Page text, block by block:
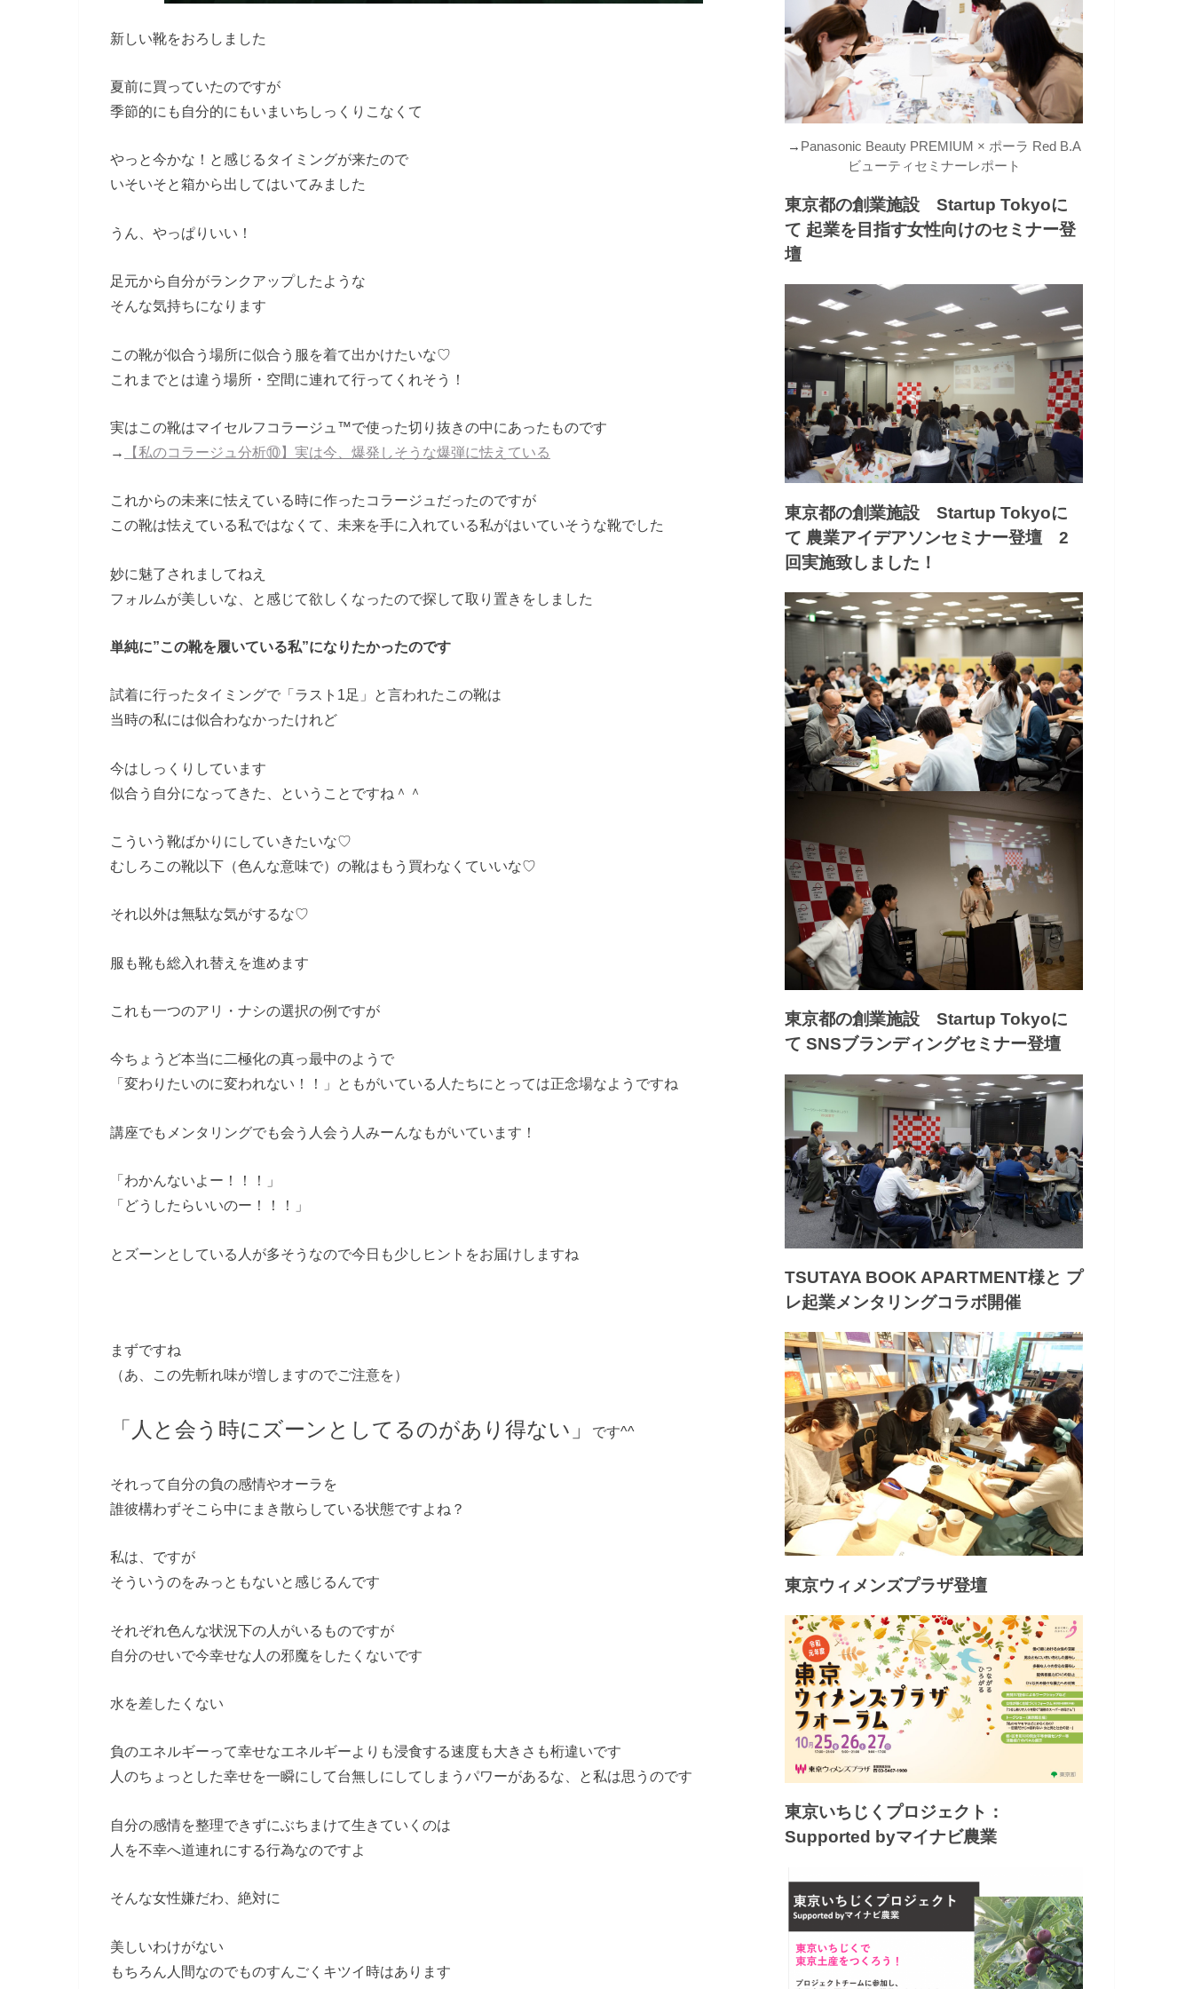
新しい靴をおろしました
夏前に買っていたのですが
季節的にも自分的にもいまいちしっくりこなくて
やっと今かな！と感じるタイミングが来たので
いそいそと箱から出してはいてみました
うん、やっぱりいい！
足元から自分がランクアップしたような
そんな気持ちになります
この靴が似合う場所に似合う服を着て出かけたいな♡
これまでとは違う場所・空間に連れて行ってくれそう！
実はこの靴はマイセルフコラージュ™で使った切り抜きの中にあったものです
→
【私のコラージュ分析⑩】実は今、爆発しそうな爆弾に怯えている
これからの未来に怯えている時に作ったコラージュだったのですが
この靴は怯えている私ではなくて、未来を手に入れている私がはいていそうな靴でした
妙に魅了されましてねえ
フォルムが美しいな、と感じて欲しくなったので探して取り置きをしました
単純に”この靴を履いている私”になりたかったのです
試着に行ったタイミングで「ラスト1足」と言われたこの靴は
当時の私には似合わなかったけれど
今はしっくりしています
似合う自分になってきた、ということですね＾＾
こういう靴ばかりにしていきたいな♡
むしろこの靴以下（色んな意味で）の靴はもう買わなくていいな♡
それ以外は無駄な気がするな♡
服も靴も総入れ替えを進めます
これも一つのアリ・ナシの選択の例ですが
今ちょうど本当に二極化の真っ最中のようで
「変わりたいのに変われない！！」ともがいている人たちにとっては正念場なようですね
講座でもメンタリングでも会う人会う人みーんなもがいています！
「わかんないよー！！！」
「どうしたらいいのー！！！」
とズーンとしている人が多そうなので今日も少しヒントをお届けしますね
まずですね
（あ、この先斬れ味が増しますのでご注意を）
「人と会う時にズーンとしてるのがあり得ない」 です^^
それって自分の負の感情やオーラを
誰彼構わずそこら中にまき散らしている状態ですよね？
私は、ですが
そういうのをみっともないと感じるんです
それぞれ色んな状況下の人がいるものですが
自分のせいで今幸せな人の邪魔をしたくないです
水を差したくない
負のエネルギーって幸せなエネルギーよりも浸食する速度も大きさも桁違いです
人のちょっとした幸せを一瞬にして台無しにしてしまうパワーがあるな、と私は思うのです
自分の感情を整理できずにぶちまけて生きていくのは
人を不幸へ道連れにする行為なのですよ
そんな女性嫌だわ、絶対に
美しいわけがない
もちろん人間なのでものすんごくキツイ時はあります
→ Panasonic Beauty PREMIUM × ポーラ Red B.A
ビューティセミナーレポート
東京都の創業施設 Startup Tokyoに
て 起業を目指す女性向けのセミナー登
壇
東京都の創業施設 Startup Tokyoに
て 農業アイデアソンセミナー登壇 2
回実施致しました！
東京都の創業施設 Startup Tokyoに
て SNSブランディングセミナー登壇
TSUTAYA BOOK APARTMENT様と プ
レ起業メンタリングコラボ開催
東京ウィメンズプラザ登壇
東京いちじくプロジェクト：
Supported byマイナビ農業